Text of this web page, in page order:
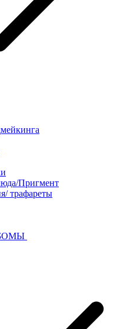
Пригмент
трафареты